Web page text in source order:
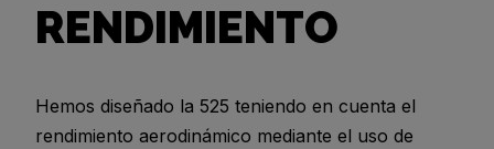
RENDIMIENTO
Hemos diseñado la 525 teniendo en cuenta el
rendimiento aerodinámico mediante el uso de